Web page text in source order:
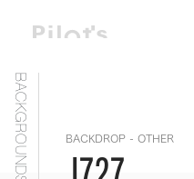
BACKDROP - OTHER